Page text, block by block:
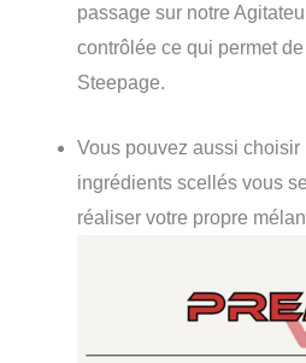
passage sur notre
contrôlée ce qui permet
Steepage.
Vous pouvez aussi
ingrédients scellés vous
réaliser votre propre